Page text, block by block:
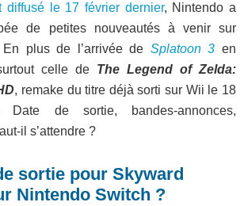
diffusé le 17 février dernier, Nintendo a
de petites nouveautés à venir sur
plus de l’arrivée de Splatoon 3 en
celle de The Legend of Zelda:
, remake du titre déjà sorti sur Wii le 18
Date de sortie, bandes-annonces,
il s’attendre ?
sortie pour Skyward
Nintendo Switch ?